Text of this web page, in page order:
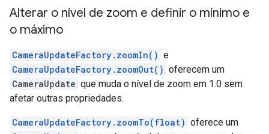
Alterar o nível de zoom e definir o mínimo e
o máximo
CameraUpdateFactory.zoomIn() e
CameraUpdateFactory.zoomOut() oferecem um
CameraUpdate que muda o nível de zoom em 1.0 sem
afetar outras propriedades.
CameraUpdateFactory.zoomTo(float) oferece um